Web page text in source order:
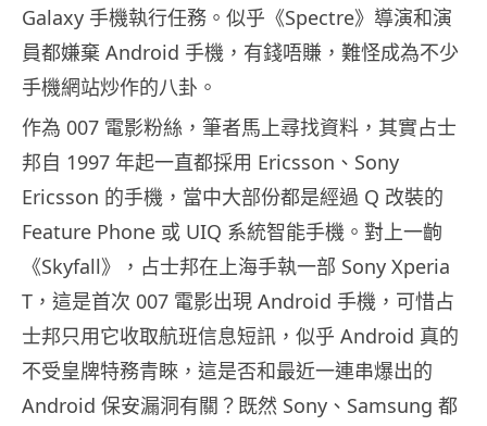
Galaxy 手機執行任務。似乎《Spectre》導演和演
員都嫌棄 Android 手機，有錢唔賺，難怪成為不少
手機網站炒作的八卦。
作為 007 電影粉絲，筆者馬上尋找資料，其實占士
邦自 1997 年起一直都採用 Ericsson、Sony
Ericsson 的手機，當中大部份都是經過 Q 改裝的
Feature Phone 或 UIQ 系統智能手機。對上一齣
《Skyfall》，占士邦在上海手執一部 Sony Xperia
T，這是首次 007 電影出現 Android 手機，可惜占
士邦只用它收取航班信息短訊，似乎 Android 真的
不受皇牌特務青睞，這是否和最近一連串爆出的
Android 保安漏洞有關？既然 Sony、Samsung 都